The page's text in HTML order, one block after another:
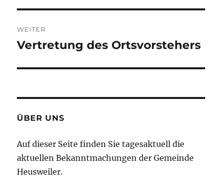
WEITER
Nächster
Vertretung des Ortsvorstehers
ÜBER UNS
Auf dieser Seite finden Sie tagesaktuell die
aktuellen Bekanntmachungen der Gemeinde
Heusweiler.